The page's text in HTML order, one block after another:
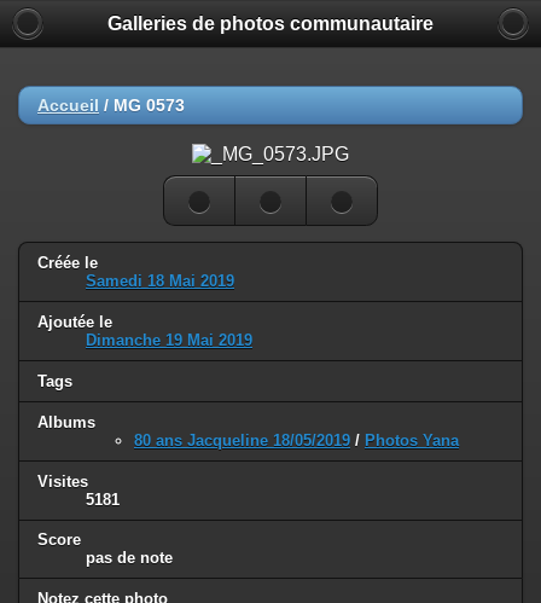
Galleries de photos communautaire
Accueil / MG 0573
Créée le
Samedi 18 Mai 2019
Ajoutée le
Dimanche 19 Mai 2019
Tags
Albums
80 ans Jacqueline 18/05/2019 / Photos Yana
Visites
5181
Score
pas de note
Notez cette photo